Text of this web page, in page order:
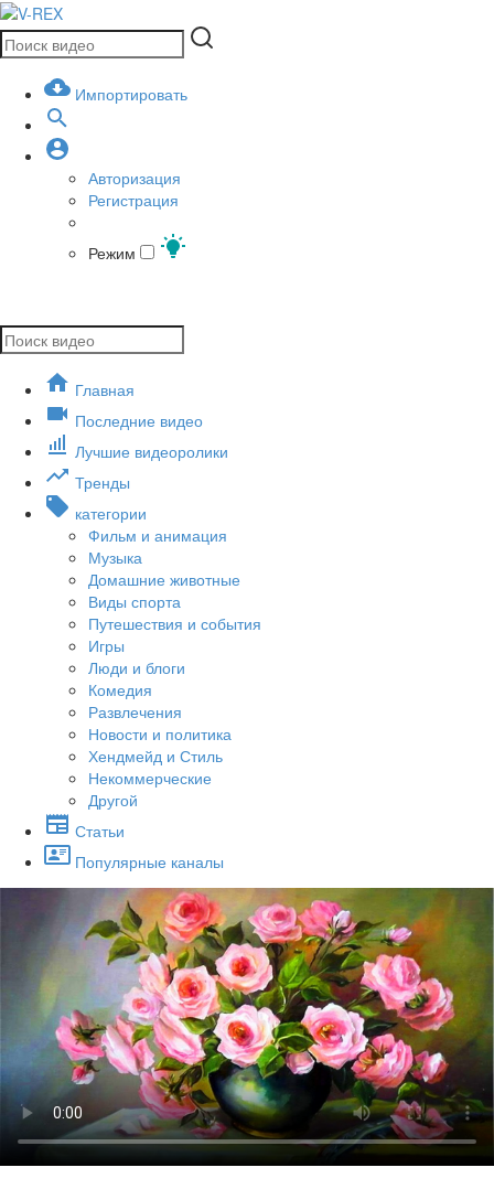
Импортировать
Авторизация
Регистрация
Режим
Главная
Последние видео
Лучшие видеоролики
Тренды
категории
Фильм и анимация
Музыка
Домашние животные
Виды спорта
Путешествия и события
Игры
Люди и блоги
Комедия
Развлечения
Новости и политика
Хендмейд и Стиль
Некоммерческие
Другой
Статьи
Популярные каналы